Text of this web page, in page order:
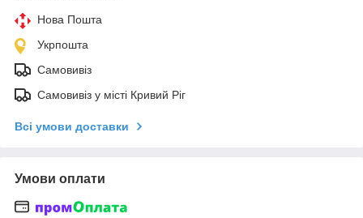
Нова Пошта
Укрпошта
Самовивіз
Самовивіз у місті Кривий Ріг
Всі умови доставки
Умови оплати